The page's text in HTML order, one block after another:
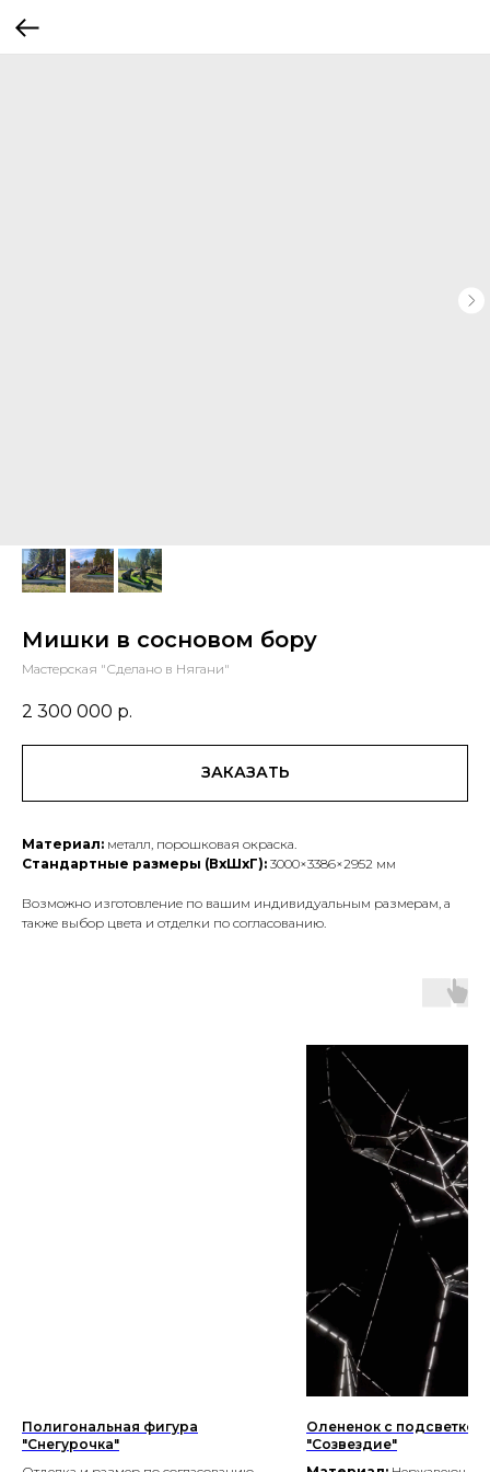
Мишки в сосновом бору
Мастерская "Сделано в Нягани"
2 300 000 р.
ЗАКАЗАТЬ
Материал: металл, порошковая окраска.
Стандартные размеры (ВхШхГ): 3000×3386×2952 мм
Возможно изготовление по вашим индивидуальным размерам, а
также выбор цвета и отделки по согласованию.
Полигональная фигура
"Снегурочка"
Олененок с подсветкой
"Созвездие"